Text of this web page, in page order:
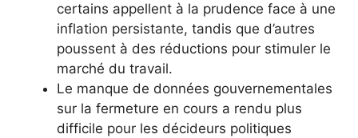
certains appellent à la prudence face à une
inflation persistante, tandis que d’autres
poussent à des réductions pour stimuler le
marché du travail.
Le manque de données gouvernementales
sur la fermeture en cours a rendu plus
difficile pour les décideurs politiques